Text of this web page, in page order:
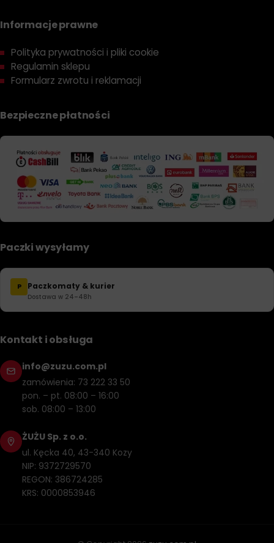
Informacje prawne
Polityka prywatności i pliki cookie
Regulamin sklepu
Formularz zwrotu i reklamacji
Bezpieczne płatności
Paczki wysyłamy
P Paczkomaty & kurier
Dostawa w 24–48h
Kontakt i obsługa
info@zuzu.com.pl
zamówienia: 73 222 33 50
pon. – pt. 08:00 – 16:00
sob. 08:00 – 13:00
ŻUŻU Sp. z o.o.
ul. Kęcka 40, 43-340 Kozy
NIP: 9372729570
REGON: 386724285
KRS: 0000853946